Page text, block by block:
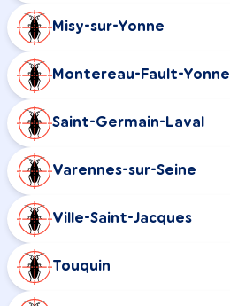
Misy-sur-Yonne
Montereau-Fault-Yonne
Saint-Germain-Laval
Varennes-sur-Seine
Ville-Saint-Jacques
Touquin